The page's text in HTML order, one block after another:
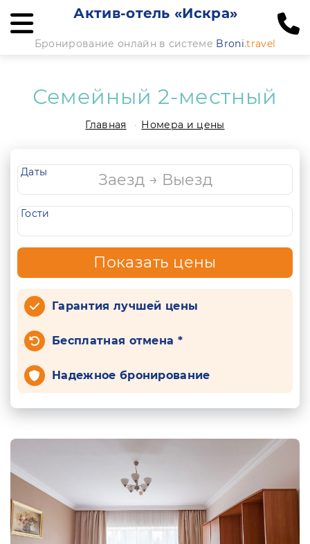
Актив-отель «Искра»
Бронирование онлайн в системе Broni.travel
Семейный 2-местный
Главная Номера и цены
Даты
Гости
Показать цены
Гарантия лучшей цены
Бесплатная отмена *
Надежное бронирование